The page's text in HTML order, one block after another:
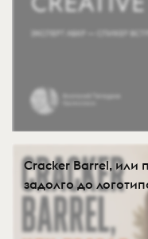
Cracker Barrel, или
задолго до